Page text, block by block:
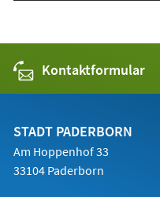
Kontaktformular
STADT PADERBORN
Am Hoppenhof 33
33104 Paderborn